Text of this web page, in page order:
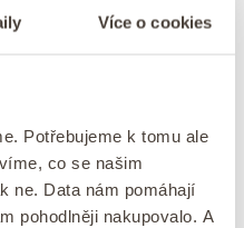
Více o cookies
Potřebujeme k tomu ale
co se našim
ne. Data nám pomáhají
pohodlněji nakupovalo. A